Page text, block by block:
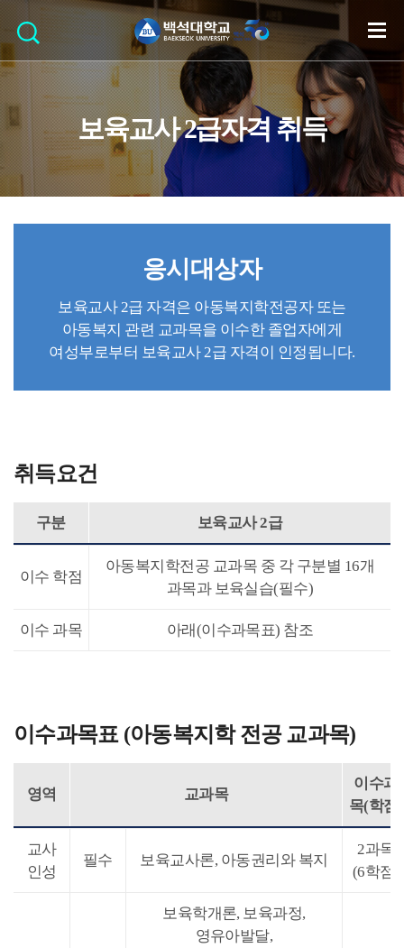
보육교사 2급자격 취득
응시대상자
보육교사 2급 자격은 아동복지학전공자 또는
아동복지 관련 교과목을 이수한 졸업자에게
여성부로부터 보육교사 2급 자격이 인정됩니다.
취득요건
구분 보육교사 2급
이수 학점
아동복지학전공 교과목 중 각 구분별 16개
과목과 보육실습(필수)
이수 과목 아래(이수과목표) 참조
이수과목표 (아동복지학 전공 교과목)
영역 교과목
이수과
목(학점)
교사
인성
필수 보육교사론, 아동권리와 복지
2과목
(6학점)
보육학개론, 보육과정,
영유아발달,